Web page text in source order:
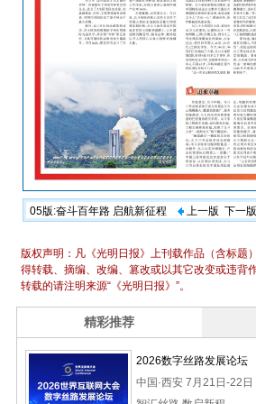
05版:奋斗百年路 启航新征程 上一版 下一